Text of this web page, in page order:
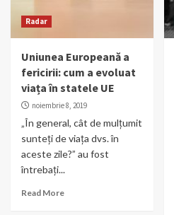
Radar
Uniunea Europeană a
fericirii: cum a evoluat
viața în statele UE
noiembrie 8, 2019
„În general, cât de mulțumit
sunteți de viața dvs. în
aceste zile?” au fost
întrebați...
Read More